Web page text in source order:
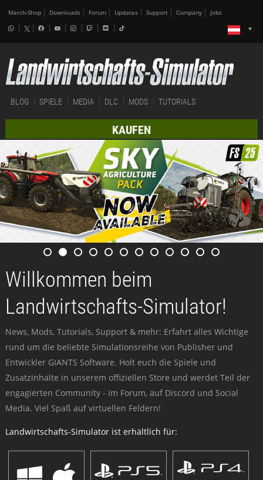
Merch-Shop Downloads Forum Updates Support Company Jobs
BLOG SPIELE MEDIA DLC MODS TUTORIALS
KAUFEN
Willkommen beim
Landwirtschafts-Simulator!
News, Mods, Tutorials, Support & mehr: Erfahrt alles Wichtige
rund um die beliebte Simulationsreihe von Publisher und
Entwickler GIANTS Software. Holt euch die Spiele und
Zusatzinhalte in unserem offiziellen Store und werdet Teil der
engagierten Community - im Forum, auf Discord und Social
Media. Viel Spaß auf virtuellen Feldern!
Landwirtschafts-Simulator ist erhältlich für: